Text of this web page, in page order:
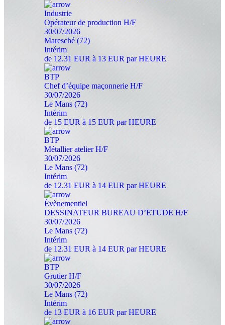
Industrie
Opérateur de production H/F
30/07/2026
Maresché (72)
Intérim
de 12.31 EUR à 13 EUR par HEURE
BTP
Chef d’équipe maçonnerie H/F
30/07/2026
Le Mans (72)
Intérim
de 15 EUR à 15 EUR par HEURE
BTP
Métallier atelier H/F
30/07/2026
Le Mans (72)
Intérim
de 12.31 EUR à 14 EUR par HEURE
Évènementiel
DESSINATEUR BUREAU D’ETUDE H/F
30/07/2026
Le Mans (72)
Intérim
de 12.31 EUR à 14 EUR par HEURE
BTP
Grutier H/F
30/07/2026
Le Mans (72)
Intérim
de 13 EUR à 16 EUR par HEURE